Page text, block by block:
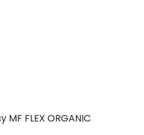
FLEX ORGANIC